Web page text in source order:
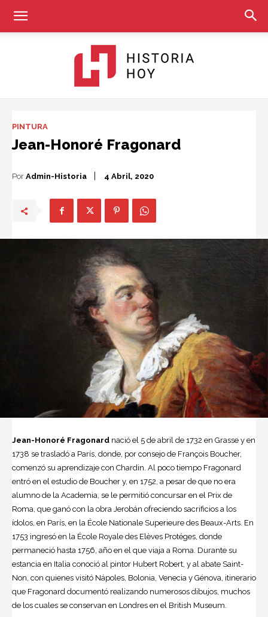
PINTURA
Jean-Honoré Fragonard
Por Admin-Historia 4 Abril, 2020
Jean-Honoré Fragonard nació el 5 de abril de 1732 en Grasse y en
1738 se trasladó a París, donde, por consejo de François Boucher,
comenzó su aprendizaje con Chardin. Al poco tiempo Fragonard
entró en el estudio de Boucher y, en 1752, a pesar de que no era
alumno de la Academia, se le permitió concursar en el Prix de
Roma, que ganó con la obra Jerobán ofreciendo sacrificios a los
ídolos, en París, en la École Nationale Superieure des Beaux-Arts. En
1753 ingresó en la École Royale des Elèves Protéges, donde
permaneció hasta 1756, año en el que viaja a Roma. Durante su
estancia en Italia conoció al pintor Hubert Robert, y al abate Saint-
Non, con quienes visitó Nápoles, Bolonia, Venecia y Génova, itinerario
que Fragonard documentó realizando numerosos dibujos, muchos
de los cuales se conservan en Londres en el British Museum.